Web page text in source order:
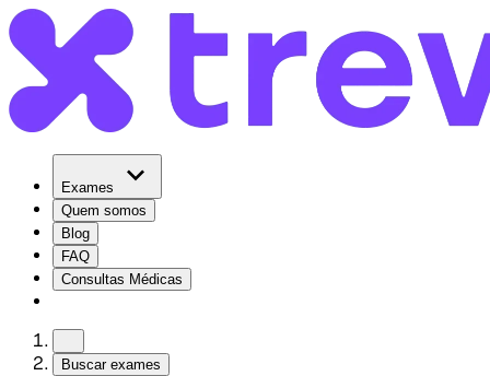
Exames
Quem somos
Blog
FAQ
Consultas Médicas
Buscar exames